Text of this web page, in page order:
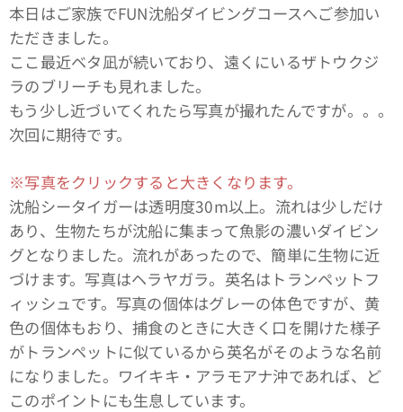
本日はご家族でFUN沈船ダイビングコースへご参加い
ただきました。
ここ最近ベタ凪が続いており、遠くにいるザトウクジ
ラのブリーチも見れました。
もう少し近づいてくれたら写真が撮れたんですが。。。
次回に期待です。
※写真をクリックすると大きくなります。
沈船シータイガーは透明度30m以上。流れは少しだけ
あり、生物たちが沈船に集まって魚影の濃いダイビン
グとなりました。流れがあったので、簡単に生物に近
づけます。写真はヘラヤガラ。英名はトランペットフ
ィッシュです。写真の個体はグレーの体色ですが、黄
色の個体もおり、捕食のときに大きく口を開けた様子
がトランペットに似ているから英名がそのような名前
になりました。ワイキキ・アラモアナ沖であれば、ど
このポイントにも生息しています。